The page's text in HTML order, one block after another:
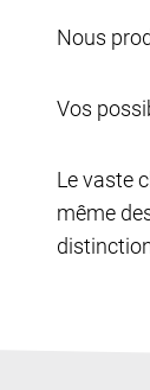
Nous
Vos
Le vaste
même